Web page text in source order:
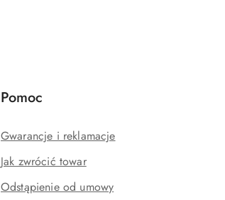
Pomoc
Gwarancje i reklamacje
Jak zwrócić towar
Odstąpienie od umowy